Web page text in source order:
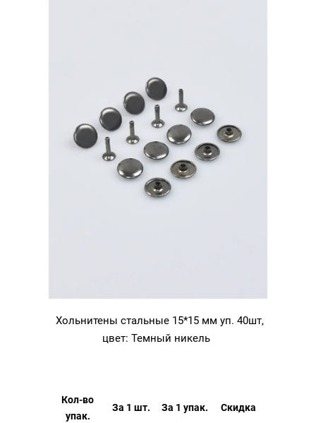
Хольнитены стальные 15*15 мм уп. 40шт,
цвет: Темный никель
Кол-во
упак.
За 1 шт. За 1 упак. Скидка